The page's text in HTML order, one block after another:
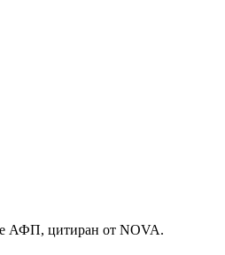
АФП, цитиран от NOVA.